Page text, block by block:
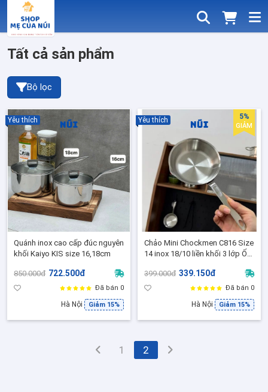
Tất cả sản phẩm
Bộ lọc
Quánh inox cao cấp đúc nguyên
khối Kaiyo KIS size 16,18cm
850.000đ 722.500đ
Đã bán 0
Hà Nội Giảm 15%
Yêu thích
Chảo Mini Chockmen C816 Size
14 inox 18/10 liền khối 3 lớp Ốp
Phù hợp mọi loại bếp
399.000đ 339.150đ
Đã bán 0
Hà Nội Giảm 15%
Yêu thích 5%
GIẢM
1 2